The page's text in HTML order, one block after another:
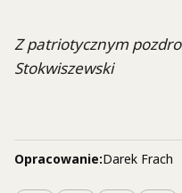
Z patriotycznym
Stokwiszewski
Opracowanie:Darek Frach